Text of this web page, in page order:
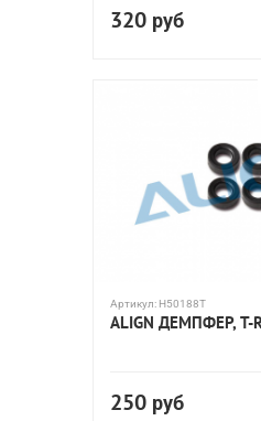
320 руб
Артикул: H50188T
ALIGN ДЕМПФЕР, T-
250 руб